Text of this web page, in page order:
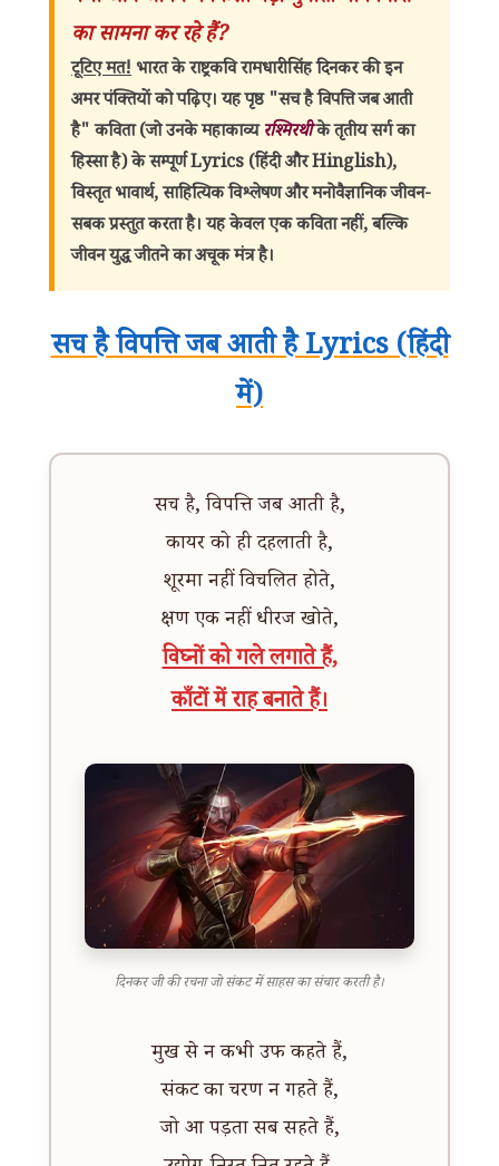
का सामना कर रहे हैं?
टूटिए मत!भारत केराष्ट्रकवि रामधारी सिंह दिनकरकी इन
अमर पंक्तियों को पढ़िए। यह पृष्ठ "सच है विपत्ति जब आती
है"कविता (जो उनके महाकाव्यरश्मिरथीके तृतीय सर्ग का
हिस्सा है) के सम्पूर्णLyrics (हिंदी और Hinglish),
विस्तृत भावार्थ, साहित्यिक विश्लेषण और मनोवैज्ञानिक जीवन-
सबक प्रस्तुत करता है। यह केवल एक कविता नहीं, बल्कि
जीवन युद्ध जीतने का अचूक मंत्र है।
सच है विपत्ति जब आती है Lyrics (हिंदी
में)
सच है, विपत्ति जब आती है,
कायर को ही दहलाती है,
शूरमा नहीं विचलित होते,
क्षण एक नहीं धीरज खोते,
विघ्नों को गले लगाते हैं,
काँटों में राह बनाते हैं।
दिनकर जी की रचना जो संकट में साहस का संचार करती है।
मुख से न कभी उफ कहते हैं,
संकट का चरण न गहते हैं,
जो आ पड़ता सब सहते हैं,